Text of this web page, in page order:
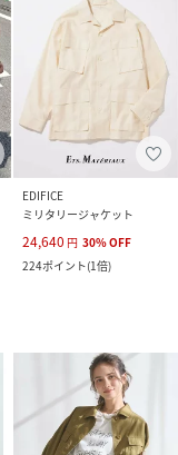
EDIFICE
ミリタリージャケット
24,640 円 30%OFF
224ポイント(1倍)